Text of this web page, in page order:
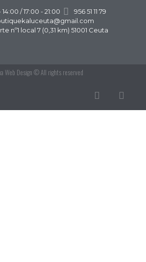
14:00 / 17:00 - 21:00
956 51 11 79
nº1 local 7 (0,31 km) 51001 Ceuta
Web Design © All rights reserved